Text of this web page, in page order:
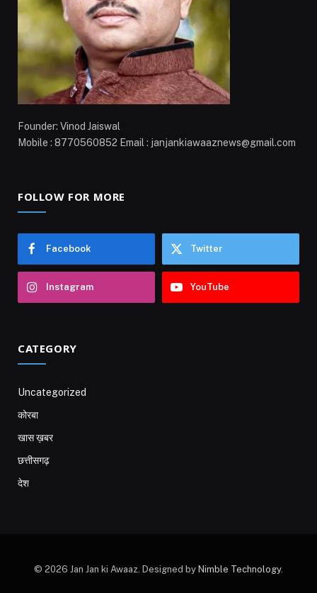
Founder: Vinod Jaiswal
Mobile : 8770560852 Email : janjankiawaaznews@gmail.com
FOLLOW FOR MORE
Facebook Twitter
Instagram YouTube
CATEGORY
Uncategorized
कोरबा
खास ख़बर
छत्तीसगढ़
देश
© 2026 Jan Jan ki Awaaz. Designed by Nimble Technology.